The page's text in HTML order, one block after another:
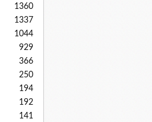
1360
1337
1044
929
366
250
194
192
141